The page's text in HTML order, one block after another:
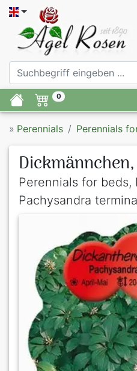
0
» Perennials Perennials
Perennials for
Pachysandra